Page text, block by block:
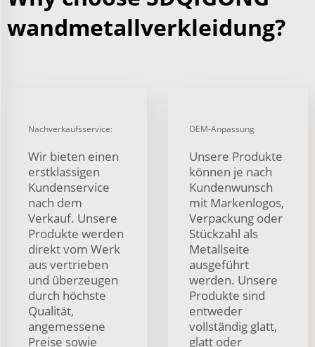
wandmetallverkleidung?
Nachverkaufsservice:
Wir bieten einen
erstklassigen
Kundenservice
nach dem
Verkauf. Unsere
Produkte werden
direkt vom Werk
aus vertrieben
und überzeugen
durch höchste
Qualität,
angemessene
Preise sowie
OEM-Anpassung
Unsere Produkte
können je nach
Kundenwunsch
mit Markenlogos,
Verpackung oder
Stückzahl als
Metallseite
ausgeführt
werden. Unsere
Produkte sind
entweder
vollständig glatt,
glatt oder